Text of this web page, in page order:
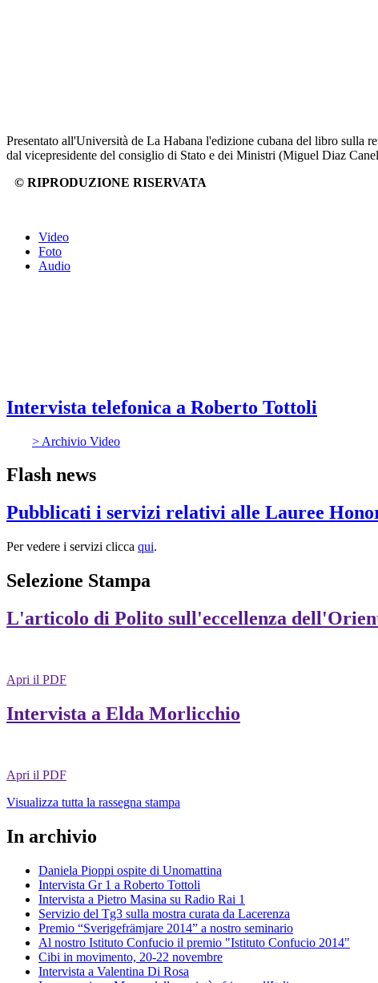
Presentato all'Università de La Habana l'edizione cubana del libro sulla
dal vicepresidente del consiglio di Stato e dei Ministri (Miguel Diaz
© RIPRODUZIONE RISERVATA
Video
Foto
Audio
Intervista telefonica a Roberto Tottoli
> Archivio Video
Flash news
Pubblicati i servizi relativi alle Lauree
Per vedere i servizi clicca qui.
Selezione Stampa
L'articolo di Polito sull'eccellenza
Apri il PDF
Intervista a Elda Morlicchio
Apri il PDF
Visualizza tutta la rassegna stampa
In archivio
Daniela Pioppi ospite di Unomattina
Intervista Gr 1 a Roberto Tottoli
Intervista a Pietro Masina su Radio Rai 1
Servizio del Tg3 sulla mostra curata da Lacerenza
Premio “Sverigefrämjare 2014” a nostro seminario
Al nostro Istituto Confucio il premio "Istituto Confucio 2014"
Cibi in movimento, 20-22 novembre
Intervista a Valentina Di Rosa